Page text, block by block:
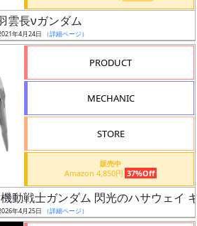
雲長νガンダム
年4月24日 （詳細ページ）
PRODUCT
MECHANIC
STORE
販売中
Amazon 4,850円 37%Off
動戦士ガンダム 閃光のハサウェイ
年4月25日 （詳細ページ）